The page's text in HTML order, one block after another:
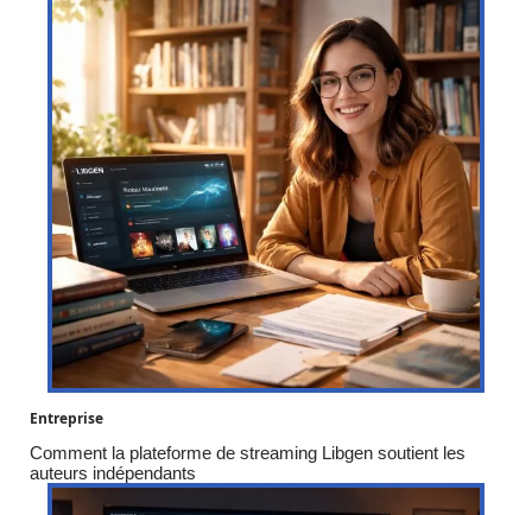
Entreprise
Comment la plateforme de streaming Libgen soutient les
auteurs indépendants